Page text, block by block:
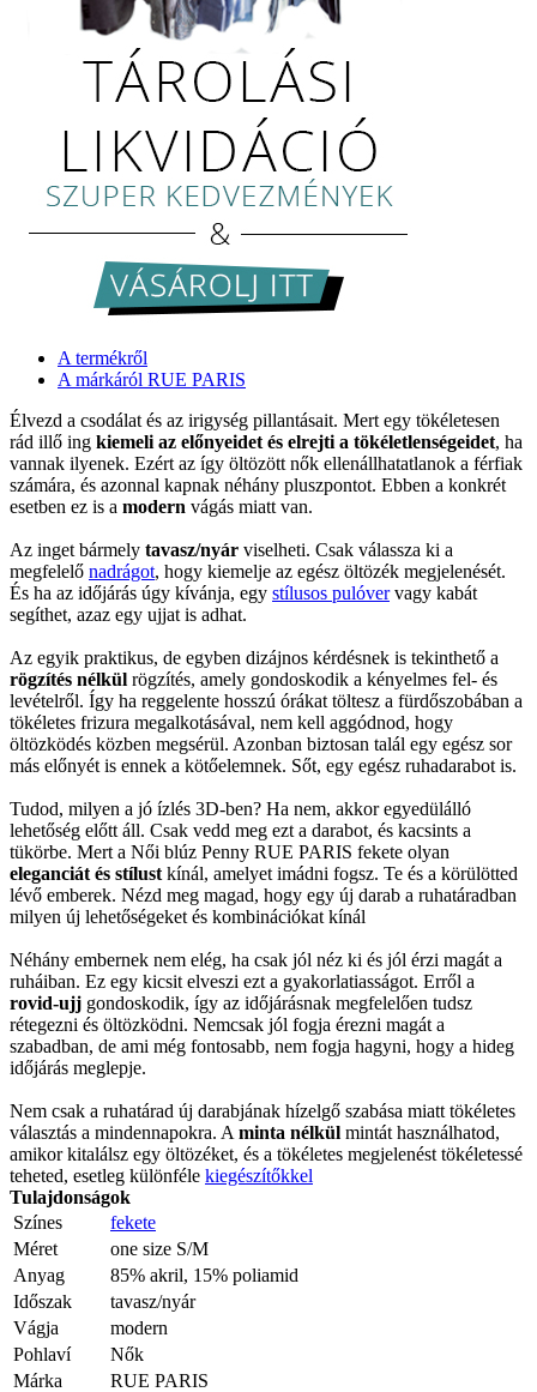
A termékről
A márkáról RUE PARIS
Élvezd a csodálat és az irigység pillantásait. Mert egy tökéletesen
rád illő ing kiemeli az előnyeidet és elrejti a tökéletlenségeidet, ha
vannak ilyenek. Ezért az így öltözött nők ellenállhatatlanok a férfiak
számára, és azonnal kapnak néhány pluszpontot. Ebben a konkrét
esetben ez is a modern vágás miatt van.
Az inget bármely tavasz/nyár viselheti. Csak válassza ki a
megfelelő nadrágot, hogy kiemelje az egész öltözék megjelenését.
És ha az időjárás úgy kívánja, egy stílusos pulóvervagy kabát
segíthet, azaz egy ujjat is adhat.
Az egyik praktikus, de egyben dizájnos kérdésnek is tekinthető a
rögzítés nélkül rögzítés, amely gondoskodik a kényelmes fel- és
levételről. Így ha reggelente hosszú órákat töltesz a fürdőszobában a
tökéletes frizura megalkotásával, nem kell aggódnod, hogy
öltözködés közben megsérül. Azonban biztosan talál egy egész sor
más előnyét is ennek a kötőelemnek. Sőt, egy egész ruhadarabot is.
Tudod, milyen a jó ízlés 3D-ben? Ha nem, akkor egyedülálló
lehetőség előtt áll. Csak vedd meg ezt a darabot, és kacsints a
tükörbe. Mert a Női blúz Penny RUE PARIS fekete olyan
eleganciát és stílust kínál, amelyet imádni fogsz. Te és a körülötted
lévő emberek. Nézd meg magad, hogy egy új darab a ruhatáradban
milyen új lehetőségeket és kombinációkat kínál
Néhány embernek nem elég, ha csak jól néz ki és jól érzi magát a
ruháiban. Ez egy kicsit elveszi ezt a gyakorlatiasságot. Erről a
rovid-ujj gondoskodik, így az időjárásnak megfelelően tudsz
rétegezni és öltözködni. Nemcsak jól fogja érezni magát a
szabadban, de ami még fontosabb, nem fogja hagyni, hogy a hideg
időjárás meglepje.
Nem csak a ruhatárad új darabjának hízelgő szabása miatt tökéletes
választás a mindennapokra. A minta nélkül mintát használhatod,
amikor kitalálsz egy öltözéket, és a tökéletes megjelenést tökéletessé
teheted, esetleg különféle kiegészítőkkel
Tulajdonságok
Színes
fekete
Méret
one size S/M
Anyag
85% akril, 15% poliamid
Időszak
tavasz/nyár
Vágja
modern
Pohlaví
Nők
Márka
RUE PARIS